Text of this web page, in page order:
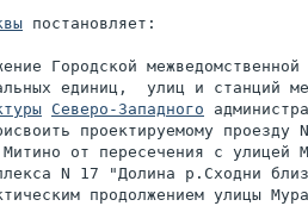
постановляет:
Городской межведомственной
единиц,  улиц и станций
Северо-Западного
проектируемому проезду
от пересечения с улицей
N 17 "Долина р.Сходни
продолжением улицы